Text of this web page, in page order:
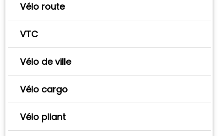
Vélo route
VTC
Vélo de ville
Vélo cargo
Vélo pliant